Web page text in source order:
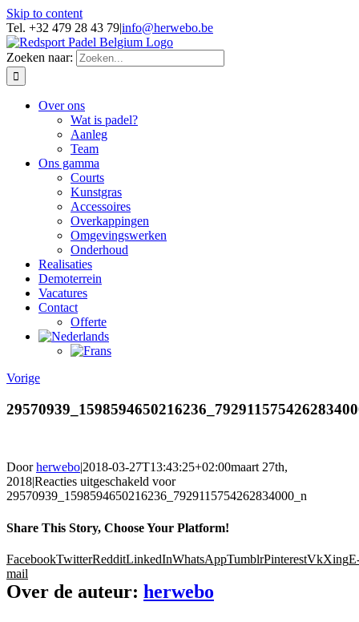
Skip to content
Tel. +32 479 28 43 79|info@herwebo.be
Zoeken naar:
Over ons
Wat is padel?
Aanleg
Team
Ons gamma
Courts
Kunstgras
Accessoires
Overkappingen
Omgevingswerken
Onderhoud
Realisaties
Demoterrein
Vacatures
Contact
Offerte
Vorige
Doorherwebo|2018-03-27T13:43:25+02:00maart 27th,
2018|Reacties uitgeschakeld voor
29570939_1598594650216236_7929115754262834000_n
Share This Story, Choose Your Platform!
FacebookTwitterRedditLinkedInWhatsAppTumblrPinterestVkXing
mail
Over de auteur: herwebo